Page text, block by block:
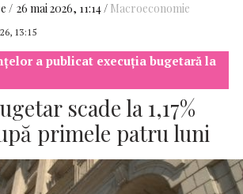
26 mai 2026, 11:14 Macroeconomie
13:15
a publicat execuția bugetară la
scade la 1,17%
primele patru luni